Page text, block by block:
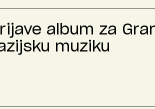
album za
muziku